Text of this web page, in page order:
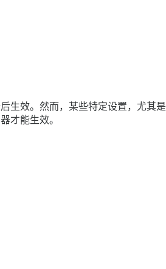
生效。然而，某些特定设置，尤其是
才能生效。